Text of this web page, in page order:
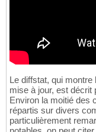
Le diffstat, qui
mise à jour, est décrit
Environ la moitié des
répartis sur divers
particulièrement